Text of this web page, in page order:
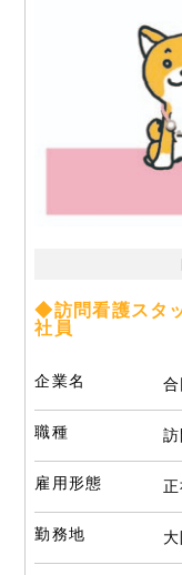
◆訪問看護スタ
社員
企業名
職種
雇用形態 正
勤務地